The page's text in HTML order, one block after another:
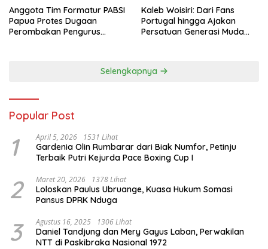
Anggota Tim Formatur PABSI
Papua Protes Dugaan
Perombakan Pengurus
Kaleb Woisiri: Dari Fans
Portugal hingga Ajakan
Persatuan Generasi Muda
Selengkapnya
Popular Post
1 April 5, 2026 1531 Lihat
Gardenia Olin Rumbarar dari Biak Numfor, Petinju
Terbaik Putri Kejurda Pace Boxing Cup I
2 Maret 20, 2026 1378 Lihat
Loloskan Paulus Ubruange, Kuasa Hukum Somasi
Pansus DPRK Nduga
3 Agustus 16, 2025 1306 Lihat
Daniel Tandjung dan Mery Gayus Laban, Perwakilan
NTT di Paskibraka Nasional 1972